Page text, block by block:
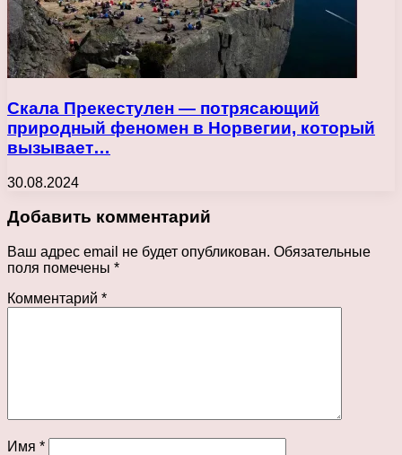
Скала Прекестулен — потрясающий
природный феномен в Норвегии, который
вызывает…
30.08.2024
Добавить комментарий
Ваш адрес email не будет опубликован. Обязательные
поля помечены *
Комментарий *
Имя *